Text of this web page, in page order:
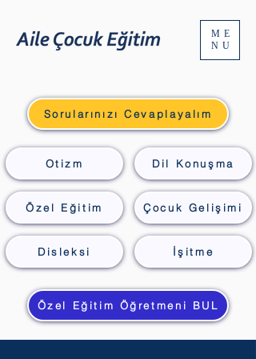
ME
NU
Özel Eğitim Öğretmeni BUL
Sorularınızı Cevaplayalım
Dil Konuşma
Özel Eğitim
Disleksi İşitme
Çocuk Gelişimi
Otizm